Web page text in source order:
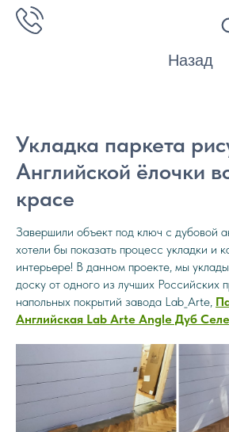
Назад
Укладка паркета
Английской ёлочки
красе
Завершили объект под ключ с дубовой
хотели бы показать процесс укладки и
интерьере! В данном проекте, мы
доску от одного из лучших Российских
напольных покрытий завода Lab_Arte,
Английская Lab Arte Angle Дуб